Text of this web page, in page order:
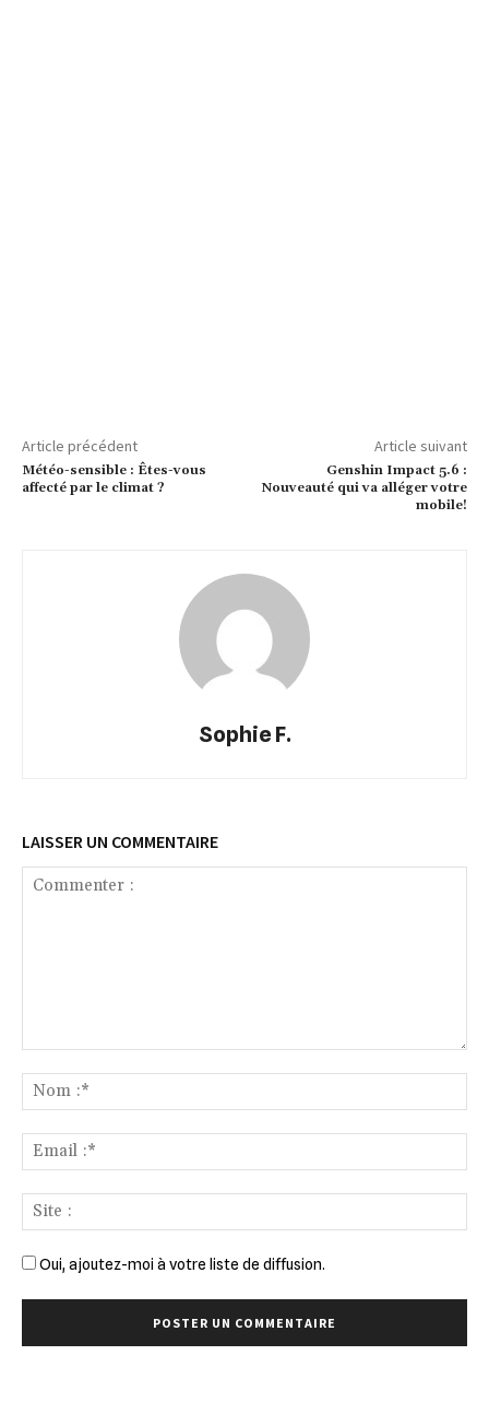
Article précédent
Météo-sensible : Êtes-vous
affecté par le climat ?
Article suivant
Genshin Impact 5.6 :
Nouveauté qui va alléger votre
mobile!
Sophie F.
LAISSER UN COMMENTAIRE
Oui, ajoutez-moi à votre liste de diffusion.